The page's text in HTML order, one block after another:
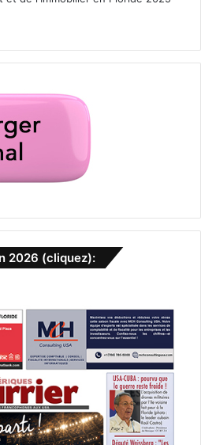
2026 (cliquez):